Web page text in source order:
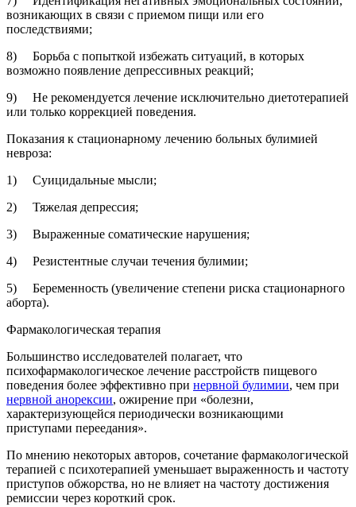
возникающих в связи с приемом пищи или его
последствиями;
8) Борьба с попыткой избежать ситуаций, в которых
возможно появление депрессивных реакций;
9) Не рекомендуется лечение исключительно диетотерапией
или только коррекцией поведения.
Показания к стационарному лечению больных булимией
невроза:
1) Суицидальные мысли;
2) Тяжелая депрессия;
3) Выраженные соматические нарушения;
4) Резистентные случаи течения булимии;
5) Беременность (увеличение степени риска стационарного
аборта).
Фармакологическая терапия
Большинство исследователей полагает, что
психофармакологическое лечение расстройств пищевого
поведения более эффективно при нервной булимии, чем при
нервной анорексии, ожирение при «болезни,
характеризующейся периодически возникающими
приступами переедания».
По мнению некоторых авторов, сочетание фармакологической
терапией с психотерапией уменьшает выраженность и частоту
приступов обжорства, но не влияет на частоту достижения
ремиссии через короткий срок.